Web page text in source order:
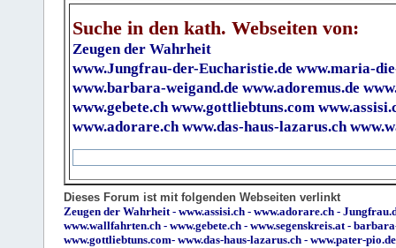
Suche in den kath. Webseiten von:
Zeugen der Wahrheit
www.Jungfrau-der-Eucharistie.de www.maria-
www.barbara-weigand.de www.adoremus.de
www.gebete.ch www.gottliebtuns.com
www.adorare.ch www.das-haus-lazarus.ch
Dieses Forum ist mit folgenden Webseiten verlinkt
Zeugen der Wahrheit- www.assisi.ch - www.adorare.ch -
www.wallfahrten.ch - www.gebete.ch - www.segenskreis.at-
www.gottliebtuns.com- www.das-haus-lazarus.ch - www.pater-pio.de